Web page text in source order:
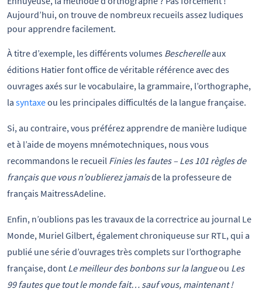
Aujourd’hui, on trouve de nombreux recueils assez ludiques
pour apprendre facilement.
À titre d’exemple, les différents volumes Bescherelleaux
éditions Hatier font office de véritable référence avec des
ouvrages axés sur le vocabulaire, la grammaire, l’orthographe,
la syntaxeou les principales difficultés de la langue française.
Si, au contraire, vous préférez apprendre de manière ludique
et à l’aide de moyens mnémotechniques, nous vous
recommandons le recueil Finies les fautes – Les 101 règles de
français que vous n’oublierez jamaisde la professeure de
français MaitressAdeline.
Enfin, n’oublions pas les travaux de la correctrice au journal Le
Monde, Muriel Gilbert, également chroniqueuse sur RTL, qui a
publié une série d’ouvrages très complets sur l’orthographe
française, dont Le meilleur des bonbons sur la langueou Les
99 fautes que tout le monde fait… sauf vous, maintenant !